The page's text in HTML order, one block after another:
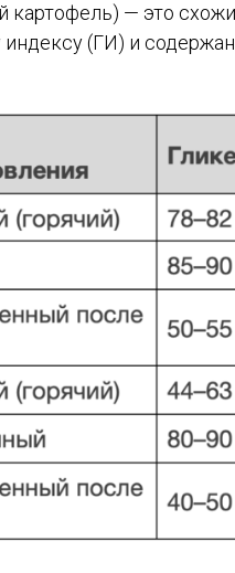
картофель) — это
(ГИ) и